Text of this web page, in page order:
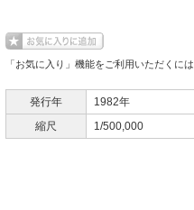
「お気に入り」機能をご利用いただくには
発行年
1982年
縮尺
1/500,000